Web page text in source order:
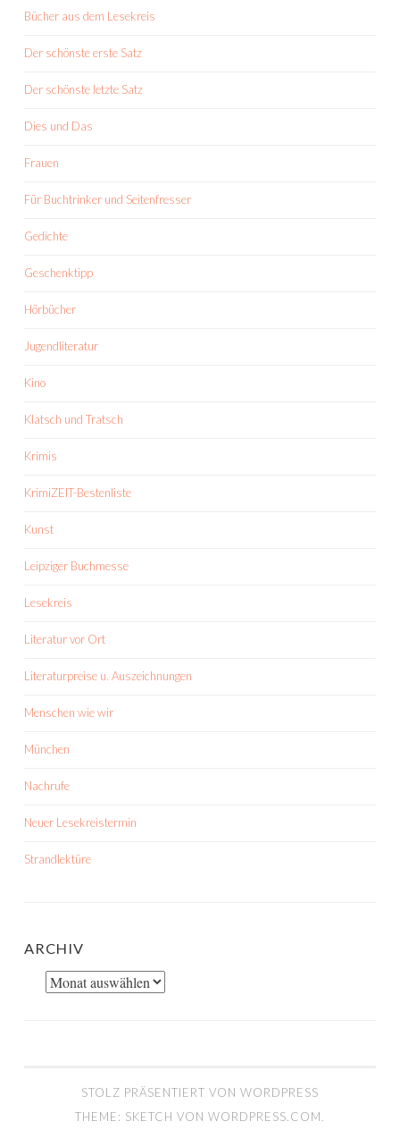
Bücher aus dem Lesekreis
Der schönste erste Satz
Der schönste letzte Satz
Dies und Das
Frauen
Für Buchtrinker und Seitenfresser
Gedichte
Geschenktipp
Hörbücher
Jugendliteratur
Kino
Klatsch und Tratsch
Krimis
KrimiZEIT-Bestenliste
Kunst
Leipziger Buchmesse
Lesekreis
Literatur vor Ort
Literaturpreise u. Auszeichnungen
Menschen wie wir
München
Nachrufe
Neuer Lesekreistermin
Strandlektüre
ARCHIV
Archiv
STOLZ PRÄSENTIERT VON WORDPRESS
THEME: SKETCH VON WORDPRESS.COM